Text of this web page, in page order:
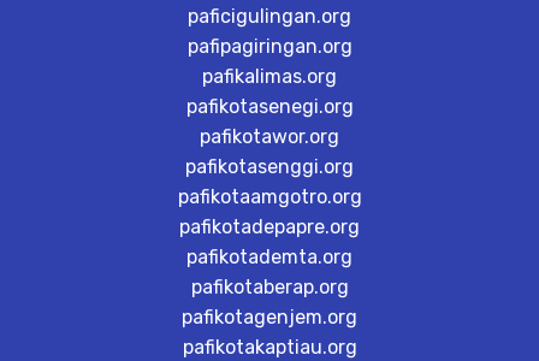
paficigulingan.org
pafipagiringan.org
pafikalimas.org
pafikotasenegi.org
pafikotawor.org
pafikotasenggi.org
pafikotaamgotro.org
pafikotadepapre.org
pafikotademta.org
pafikotaberap.org
pafikotagenjem.org
pafikotakaptiau.org